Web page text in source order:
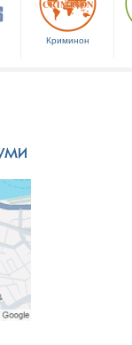
Криминон